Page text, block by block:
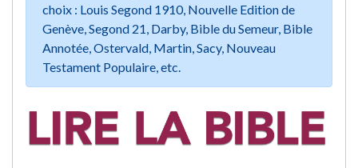
choix : Louis Segond 1910, Nouvelle Edition de
Genève, Segond 21, Darby, Bible du Semeur, Bible
Annotée, Ostervald, Martin, Sacy, Nouveau
Testament Populaire, etc.